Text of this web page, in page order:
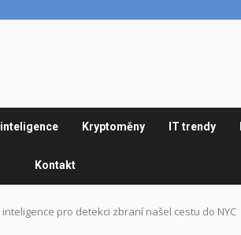
Kryptoměny IT trendy
Kontakt
pro detekci zbraní našel cestu do NYC